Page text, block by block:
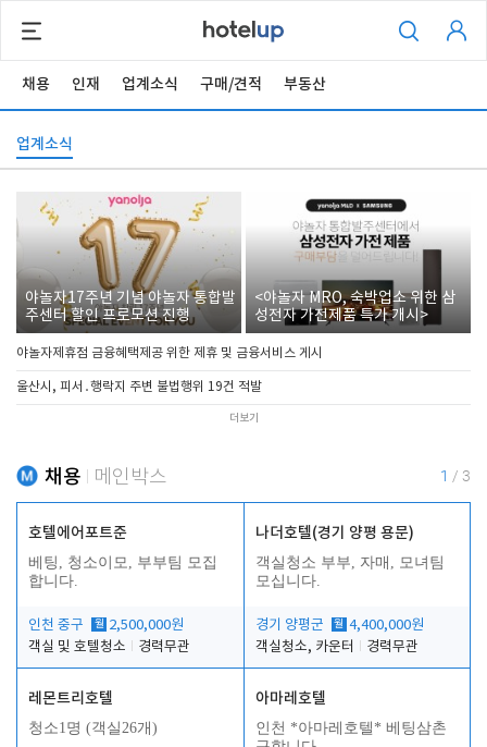
채용 인재 업계소식 구매/견적 부동산
업계소식
야놀자17주년 기념 야놀자 통합발
주센터 할인 프로모션 진행
<야놀자 MRO, 숙박업소 위한 삼
성전자 가전제품 특가 개시>
야놀자제휴점 금융혜택제공 위한 제휴 및 금융서비스 게시
울산시, 피서․행락지 주변 불법행위 19건 적발
더보기
채용 메인박스 1 / 3
호텔에어포트준
베팅, 청소이모, 부부팀 모집
합니다.
인천 중구 월 2,500,000원
객실 및 호텔청소
경력무관
나더호텔(경기 양평 용문)
객실청소 부부, 자매, 모녀팀
모십니다.
경기 양평군 월 4,400,000원
객실청소, 카운터
경력무관
레몬트리호텔
청소1명 (객실26개)
아마레호텔
인천 *아마레호텔* 베팅삼촌